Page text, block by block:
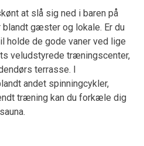
at slå sig ned i baren på
gæster og lokale. Er du
holde de gode vaner ved lige
veludstyrede træningscenter,
terrasse. I
andet spinningcykler,
træning kan du forkæle dig